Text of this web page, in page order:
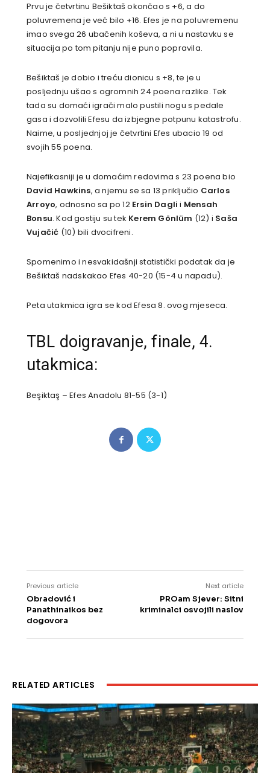
Prvu je četvrtinu Bešiktaš okončao s +6, a do
poluvremena je već bilo +16. Efes je na poluvremenu
imao svega 26 ubačenih koševa, a ni u nastavku se
situacija po tom pitanju nije puno popravila.
Bešiktaš je dobio i treću dionicu s +8, te je u
posljednju ušao s ogromnih 24 poena razlike. Tek
tada su domaći igrači malo pustili nogu s pedale
gasa i dozvolili Efesu da izbjegne potpunu katastrofu.
Naime, u posljednjoj je četvrtini Efes ubacio 19 od
svojih 55 poena.
Najefikasniji je u domaćim redovima s 23 poena bio
David Hawkins, a njemu se sa 13 priključio Carlos
Arroyo, odnosno sa po 12 Ersin Dagli i Mensah
Bonsu. Kod gostiju su tek Kerem Gönlüm (12) i Saša
Vujačić (10) bili dvocifreni.
Spomenimo i nesvakidašnji statistički podatak da je
Bešiktaš nadskakao Efes 40-20 (15-4 u napadu).
Peta utakmica igra se kod Efesa 8. ovog mjeseca.
TBL doigravanje, finale, 4.
utakmica:
Beşiktaş – Efes Anadolu 81-55 (3-1)
Previous article
Obradović i
Panathinaikos bez
dogovora
Next article
PROam Sjever: Sitni
kriminalci osvojili naslov
RELATED ARTICLES